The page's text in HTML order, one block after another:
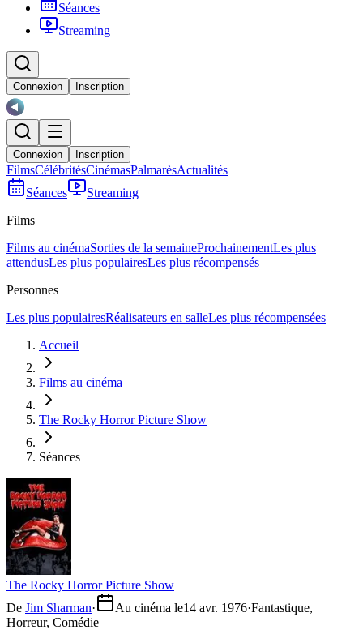
Séances
Streaming
Connexion Inscription
Connexion Inscription
FilmsCélébritésCinémasPalmarèsActualités
Séances
Streaming
Films
Films au cinémaSorties de la semaineProchainementLes plus
attendusLes plus populairesLes plus récompensés
Personnes
Les plus populairesRéalisateurs en salleLes plus récompensées
Accueil
Films au cinéma
The Rocky Horror Picture Show
Séances
The Rocky Horror Picture Show
De Jim Sharman· Au cinéma le14 avr. 1976·Fantastique,
Horreur, Comédie